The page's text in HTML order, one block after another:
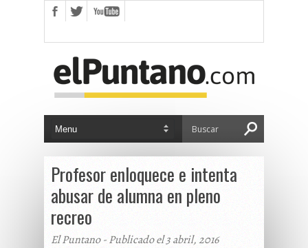
Profesor enloquece e intenta
abusar de alumna en pleno
recreo
El Puntano - Publicado el 3 abril, 2016